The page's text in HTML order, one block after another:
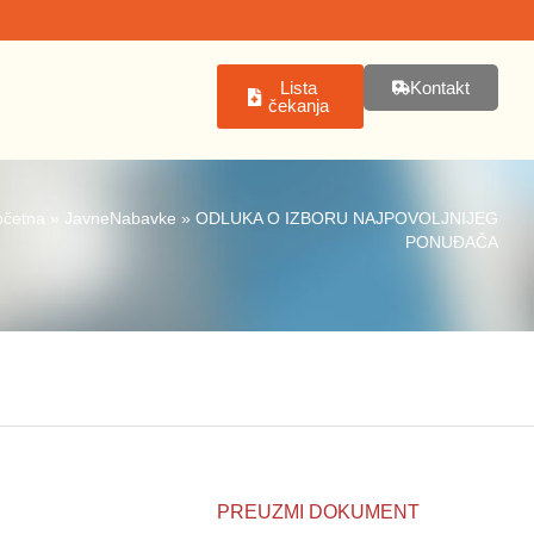
Lista
čekanja
Kontakt
JavneNabavke » ODLUKA O IZBORU NAJPOVOLJNIJEG
PONUĐAČA
PREUZMI DOKUMENT